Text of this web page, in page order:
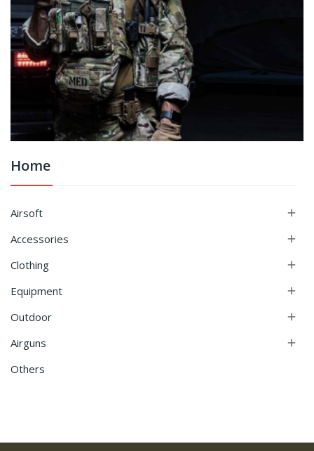
Home
Airsoft 
Accessories 
Clothing 
Equipment 
Outdoor 
Airguns 
Others